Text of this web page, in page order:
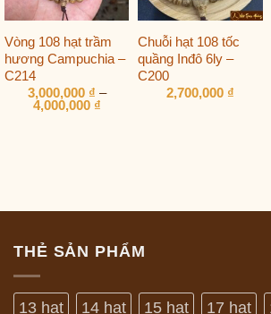
Vòng 108 hạt trầm
hương Campuchia –
C214
3,000,000 ₫ –
4,000,000 ₫Khoảng
Chuỗi hạt 108 tốc
quầng Inđô 6ly –
C200
2,700,000 ₫
THẺ SẢN PHẨM
13 hạt 14 hạt 15 hạt 17 hạt